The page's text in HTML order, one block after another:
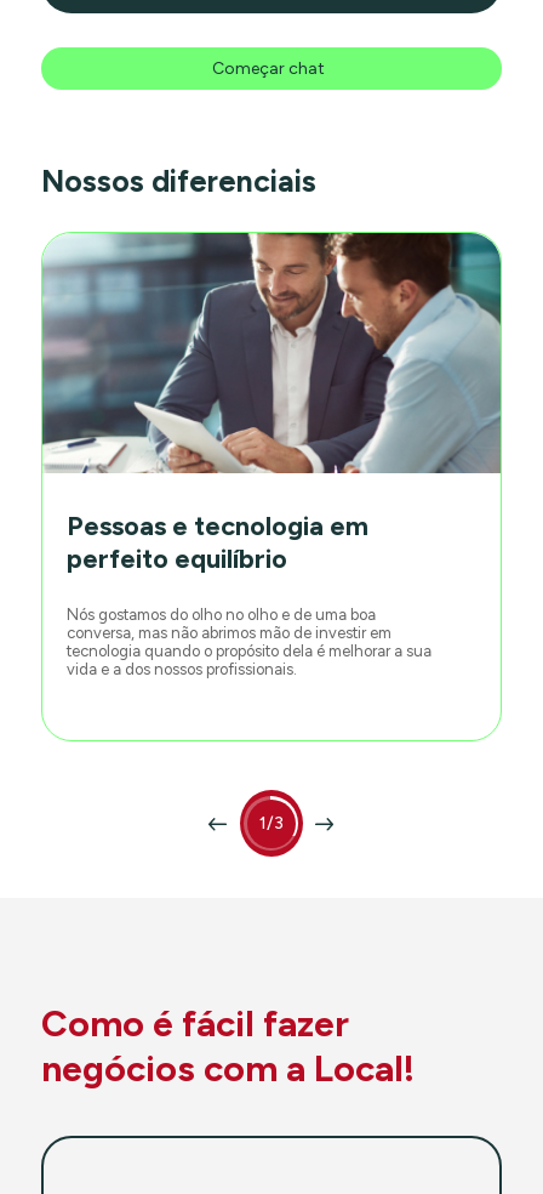
Começar chat
Nossos diferenciais
Pessoas e tecnologia em
perfeito equilíbrio
Nós gostamos do olho no olho e de uma boa
conversa, mas não abrimos mão de investir em
tecnologia quando o propósito dela é melhorar a sua
vida e a dos nossos profissionais.
1/3
Como é fácil fazer
negócios com a Local!